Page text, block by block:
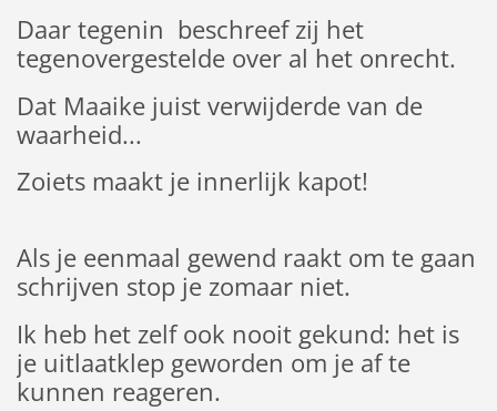
Daar tegenin beschreef zij het
tegenovergestelde over al het onrecht.
Dat Maaike juist verwijderde van de
waarheid...
Zoiets maakt je innerlijk kapot!
Als je eenmaal gewend raakt om te gaan
schrijven stop je zomaar niet.
Ik heb het zelf ook nooit gekund: het is
je uitlaatklep geworden om je af te
kunnen reageren.